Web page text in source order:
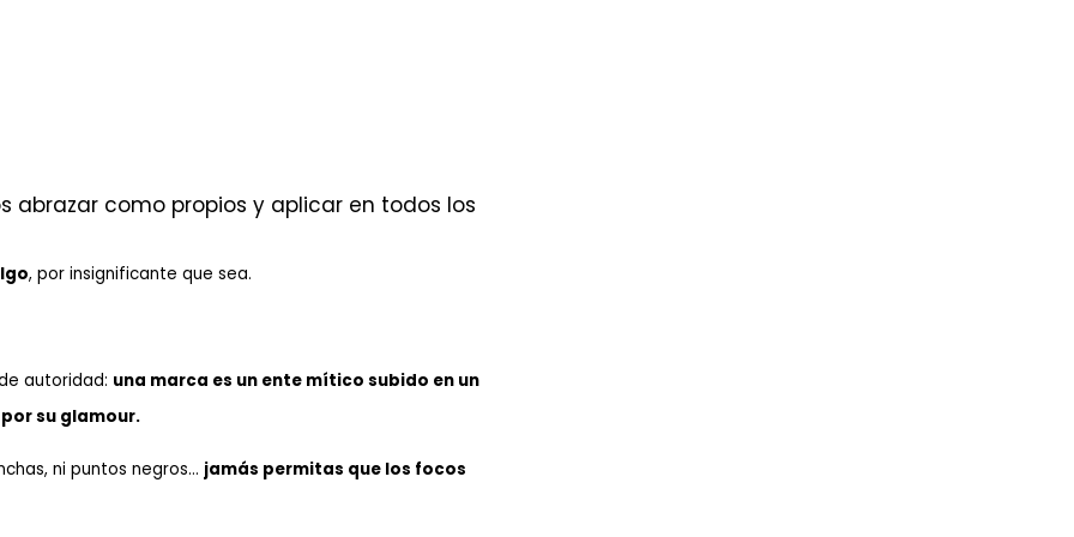
abrazar como propios y aplicar en todos los
, por insignificante que sea.
autoridad: una marca es un ente mítico subido en un
su glamour.
ni puntos negros… jamás permitas que los focos